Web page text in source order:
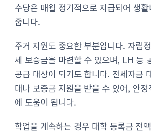
수당은 매월 정기적으로 지급되어 생
줍니다.
주거 지원도 중요한 부분입니다. 자립
세 보증금을 마련할 수 있으며, LH 등
공급 대상이 되기도 합니다. 전세자금
대나 보증금 지원을 받을 수 있어, 안정
에 도움이 됩니다.
학업을 계속하는 경우 대학 등록금 전